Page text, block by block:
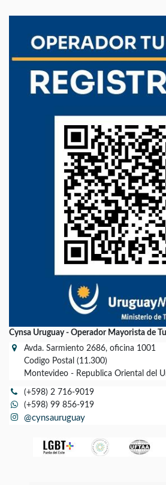
Cynsa Uruguay - Operador Mayorista de
Avda. Sarmiento 2686, oficina 1001
Codigo Postal (11.300)
Montevideo - Republica Oriental del
(+598) 2 716-9019
(+598) 99 856-919
@cynsauruguay